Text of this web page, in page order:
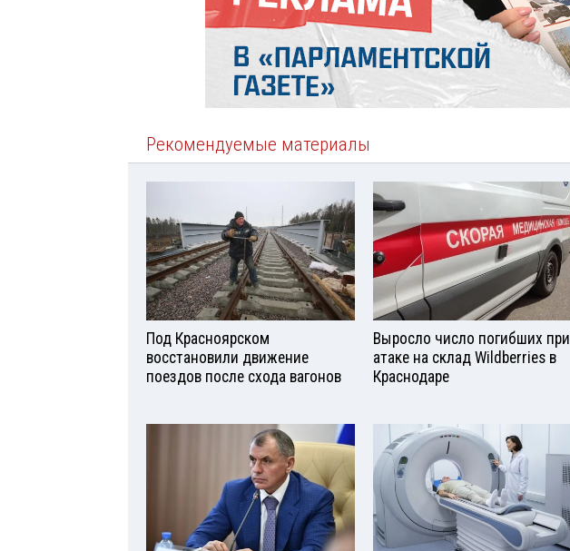
Рекомендуемые материалы
Под Красноярском
восстановили движение
поездов после схода вагонов
Выросло число погибших при
атаке на склад Wildberries в
Краснодаре